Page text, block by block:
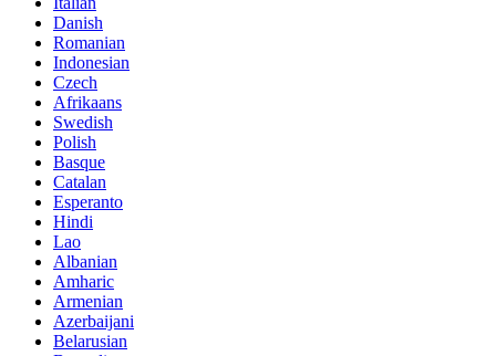
Danish
Romanian
Indonesian
Czech
Afrikaans
Swedish
Polish
Basque
Catalan
Esperanto
Hindi
Lao
Albanian
Amharic
Armenian
Azerbaijani
Belarusian